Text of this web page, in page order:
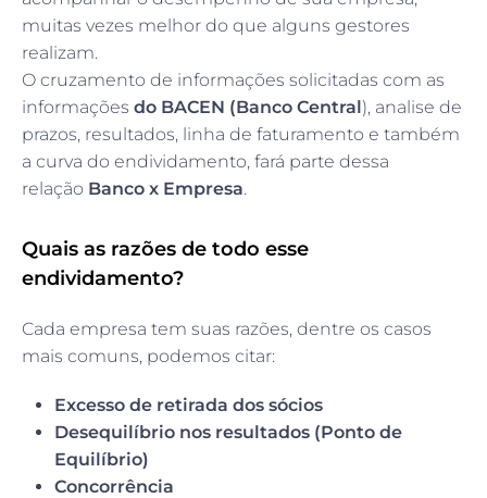
muitas vezes melhor do que alguns gestores
realizam.
O cruzamento de informações solicitadas com as
informações do BACEN (Banco Central), analise de
prazos, resultados, linha de faturamento e também
a curva do endividamento, fará parte dessa
relação Banco x Empresa.
Quais as razões de todo esse
endividamento?
Cada empresa tem suas razões, dentre os casos
mais comuns, podemos citar:
Excesso de retirada dos sócios
Desequilíbrio nos resultados (Ponto de
Equilíbrio)
Concorrência